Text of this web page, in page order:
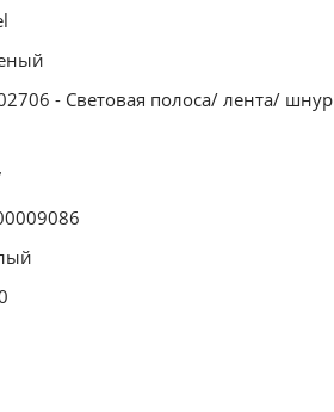
- Световая полоса/ лента/ шнур